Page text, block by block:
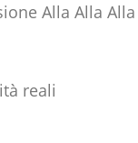
Alla Alla
reali